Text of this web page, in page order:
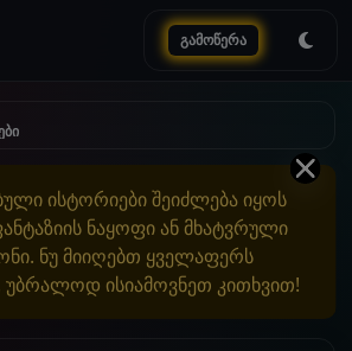
გამოწერა
ისტორიები შეიძლება იყოს
ნაყოფი ან მხატვრული
ნუ მიიღებთ ყველაფერს
ისიამოვნეთ კითხვით!